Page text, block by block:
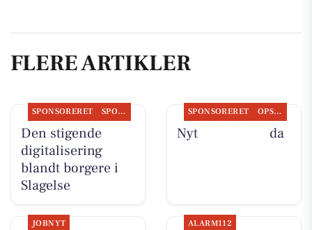
FLERE ARTIKLER
SPONSORERET SPONSORERET INDHOLD
Den stigende
digitalisering
blandt borgere i
Slagelse
SPONSORERET OPSLAGSTAVLEN
Nyt fra Flore Vida
JOBNYT ALARM112